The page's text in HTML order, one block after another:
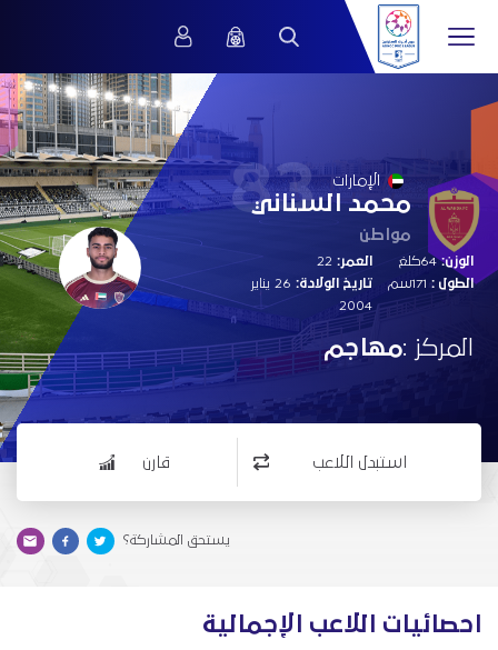
83 الإمارات
محمد السناني
مواطن
الوزن:64كلغ
الطول :
العمر:
تاريخ الولادة:
26 يناير
2004
المركز :مهاجم
استبدل اللاعب قارن
يستحق المشاركة؟
احصائيات اللاعب الإجمالية